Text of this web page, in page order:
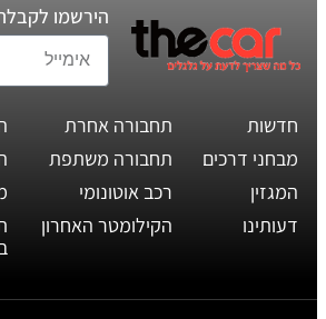
הירשמו
חדשות
מבחני דרכים
המגזין
דעותינו
תחבורה אחרת
תחבורה משתפת
רכב אוטונומי
הקילומטר האחרון